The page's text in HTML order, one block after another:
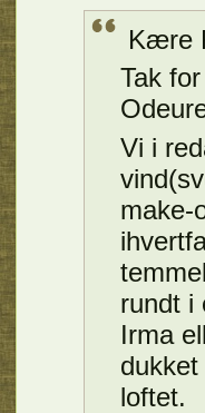
Kære
Tak
Vi i
rundt i
Irma
loftet.